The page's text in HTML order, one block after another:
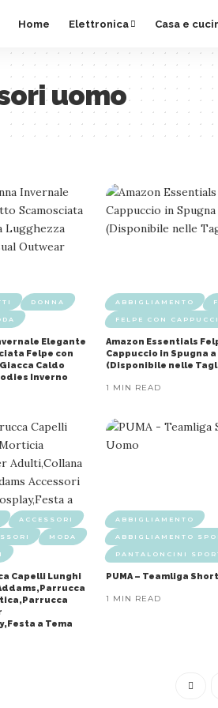
Home Elettronica Casa e
uomo
DONNA
Elegante
Felpe con
Caldo
Inverno
ABBIGLIAMENTO
FELPE CON
Amazon Essentials
Cappuccio in Spugna
(Disponibile nelle
1 MIN READ
ACCESSORI
MODA
Capelli Lunghi
a Tema
ABBIGLIAMENTO
ABBIGLIAMENTO
PANTALONCINI
PUMA – Teamliga
1 MIN READ